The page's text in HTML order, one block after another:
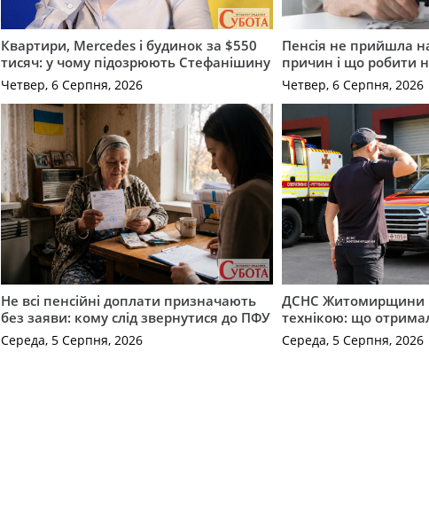
Квартири, Mercedes і будинок за $550
тисяч: у чому підозрюють Стефанішину
Четвер, 6 Серпня, 2026
Пенсія не прийшла
причин і що робити
Четвер, 6 Серпня, 2026
Не всі пенсійні доплати призначають
без заяви: кому слід звернутися до ПФУ
Середа, 5 Серпня, 2026
ДСНС Житомирщини
технікою: що
Середа, 5 Серпня, 2026